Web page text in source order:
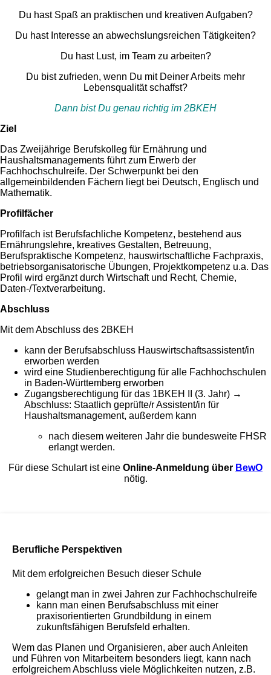
Du hast Spaß an praktischen und kreativen Aufgaben?
Du hast Interesse an abwechslungsreichen Tätigkeiten?
Du hast Lust, im Team zu arbeiten?
Du bist zufrieden, wenn Du mit Deiner Arbeits mehr
Lebensqualität schaffst?
Dann bist Du genau richtig im 2BKEH
Ziel
Das Zweijährige Berufskolleg für Ernährung und
Haushaltsmanagements führt zum Erwerb der
Fachhochschulreife. Der Schwerpunkt bei den
allgemeinbildenden Fächern liegt bei Deutsch, Englisch und
Mathematik.
Profilfächer
Profilfach ist Berufsfachliche Kompetenz, bestehend aus
Ernährungslehre, kreatives Gestalten, Betreuung,
Berufspraktische Kompetenz, hauswirtschaftliche Fachpraxis,
betriebsorganisatorische Übungen, Projektkompetenz u.a. Das
Profil wird ergänzt durch Wirtschaft und Recht, Chemie,
Daten-/Textverarbeitung.
Abschluss
Mit dem Abschluss des 2BKEH
kann der Berufsabschluss Hauswirtschaftsassistent/in
erworben werden
wird eine Studienberechtigung für alle Fachhochschulen
in Baden-Württemberg erworben
Zugangsberechtigung für das 1BKEH II (3. Jahr) →
Abschluss: Staatlich geprüfte/r Assistent/in für
Haushaltsmanagement, außerdem kann
nach diesem weiteren Jahr die bundesweite FHSR
erlangt werden.
Für diese Schulart ist eine Online-Anmeldung über BewO
nötig.
Berufliche Perspektiven
Mit dem erfolgreichen Besuch dieser Schule
gelangt man in zwei Jahren zur Fachhochschulreife
kann man einen Berufsabschluss mit einer
praxisorientierten Grundbildung in einem
zukunftsfähigen Berufsfeld erhalten.
Wem das Planen und Organisieren, aber auch Anleiten
und Führen von Mitarbeitern besonders liegt, kann nach
erfolgreichem Abschluss viele Möglichkeiten nutzen, z.B.